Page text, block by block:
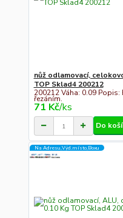
nůž odlamovací,
TOP Sklad4 200212
200212 Váha: 0.09
řezáním.
71 Kč/ks
Do
Na Adresu,Výd.místo,Boxu